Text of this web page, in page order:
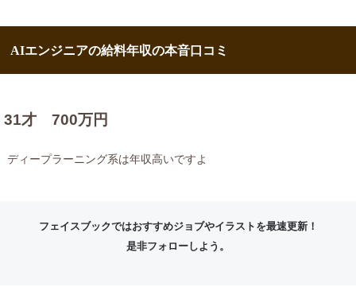
AIエンジニアの給料年収の本音口コミ
31才 700万円
ディープラーニング系は年収高いですよ
フェイスブックではおすすめジョブやイラストを最速更新！
是非フォローしよう。